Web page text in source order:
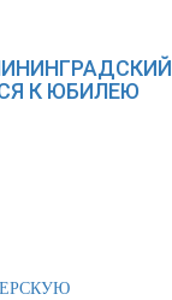
К ЮБИЛЕЮ